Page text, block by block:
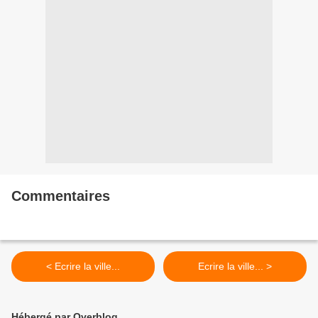
Commentaires
< Ecrire la ville... Ecrire la ville... >